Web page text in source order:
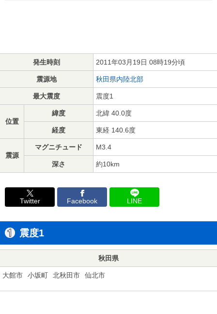
発生時刻 2011年03月19日 08時19分頃
震源地 秋田県内陸北部
最大震度 震度1
位置
緯度 北緯 40.0度
経度 東経 140.6度
震源
マグニチュード M3.4
深さ 約10km
Twitter Facebook LINE
震度1
秋田県
大館市 小坂町 北秋田市 仙北市